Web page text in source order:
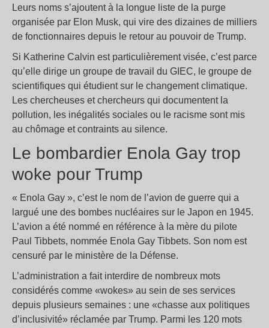
Leurs noms s’ajoutent à la longue liste de la purge
organisée par Elon Musk, qui vire des dizaines de milliers
de fonctionnaires depuis le retour au pouvoir de Trump.
Si Katherine Calvin est particulièrement visée, c’est parce
qu’elle dirige un groupe de travail du GIEC, le groupe de
scientifiques qui étudient sur le changement climatique.
Les chercheuses et chercheurs qui documentent la
pollution, les inégalités sociales ou le racisme sont mis
au chômage et contraints au silence.
Le bombardier Enola Gay trop
woke pour Trump
« Enola Gay », c’est le nom de l’avion de guerre qui a
largué une des bombes nucléaires sur le Japon en 1945.
L’avion a été nommé en référence à la mère du pilote
Paul Tibbets, nommée Enola Gay Tibbets. Son nom est
censuré par le ministère de la Défense.
L’administration a fait interdire de nombreux mots
considérés comme «wokes» au sein de ses services
depuis plusieurs semaines : une «chasse aux politiques
d’inclusivité» réclamée par Trump. Parmi les 120 mots